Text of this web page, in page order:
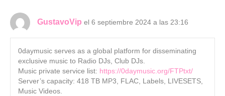
GustavoVip el 6 septiembre 2024 a las 23:16
0daymusic serves as a global platform for disseminating
exclusive music to Radio DJs, Club DJs.
Music private service list: https://0daymusic.org/FTPtxt/
Server’s capacity: 418 TB MP3, FLAC, Labels, LIVESETS,
Music Videos.